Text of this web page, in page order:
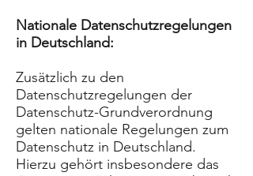
Nationale Datenschutzregelungen
in Deutschland:
Zusätzlich zu den
Datenschutzregelungen der
Datenschutz-Grundverordnung
gelten nationale Regelungen zum
Datenschutz in Deutschland.
Hierzu gehört insbesondere das